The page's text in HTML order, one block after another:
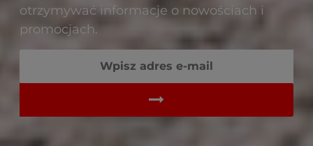
otrzymywać informacje o nowościach i
promocjach.